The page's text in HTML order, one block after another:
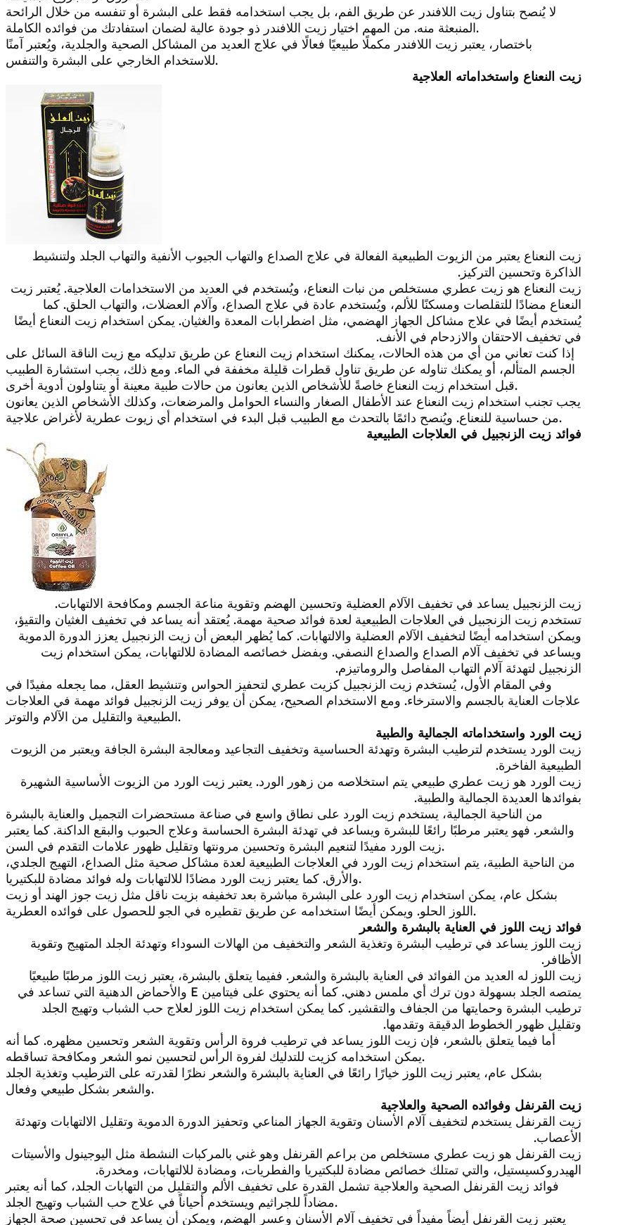
لا يُنصح بتناول زيت اللافندر عن طريق الفم، بل يجب استخدامه فقط على البشرة أو تنفسه من خلال الرائحة
المنبعثة منه. من المهم اختيار زيت اللافندر ذو جودة عالية لضمان استفادتك من فوائده الكاملة.
باختصار، يعتبر زيت اللافندر مكملًا طبيعيًا فعالًا في علاج العديد من المشاكل الصحية والجلدية، ويُعتبر آمنًا
للاستخدام الخارجي على البشرة والتنفس.
زيت النعناع واستخداماته العلاجية
زيت النعناع يعتبر من الزيوت الطبيعية الفعالة في علاج الصداع والتهاب الجيوب الأنفية والتهاب الجلد ولتنشيط
الذاكرة وتحسين التركيز.
زيت النعناع هو زيت عطري مستخلص من نبات النعناع، ويُستخدم في العديد من الاستخدامات العلاجية. يُعتبر زيت
النعناع مضادًا للتقلصات ومسكنًا للألم، ويُستخدم عادة في علاج الصداع، وآلام العضلات، والتهاب الحلق. كما
يُستخدم أيضًا في علاج مشاكل الجهاز الهضمي، مثل اضطرابات المعدة والغثيان. يمكن استخدام زيت النعناع أيضًا
في تخفيف الاحتقان والازدحام في الأنف.
إذا كنت تعاني من أي من هذه الحالات، يمكنك استخدام زيت النعناع عن طريق تدليكه مع زيت الناقة السائل على
الجسم المتألم، أو يمكنك تناوله عن طريق تناول قطرات قليلة مخففة في الماء. ومع ذلك، يجب استشارة الطبيب
قبل استخدام زيت النعناع خاصةً للأشخاص الذين يعانون من حالات طبية معينة أو يتناولون أدوية أخرى.
يجب تجنب استخدام زيت النعناع عند الأطفال الصغار والنساء الحوامل والمرضعات، وكذلك الأشخاص الذين يعانون
من حساسية للنعناع. ويُنصح دائمًا بالتحدث مع الطبيب قبل البدء في استخدام أي زيوت عطرية لأغراض علاجية.
فوائد زيت الزنجبيل في العلاجات الطبيعية
زيت الزنجبيل يساعد في تخفيف الآلام العضلية وتحسين الهضم وتقوية مناعة الجسم ومكافحة الالتهابات.
تستخدم زيت الزنجبيل في العلاجات الطبيعية لعدة فوائد صحية مهمة. يُعتقد أنه يساعد في تخفيف الغثيان والتقيؤ،
ويمكن استخدامه أيضًا لتخفيف الآلام العضلية والالتهابات. كما يُظهر البعض أن زيت الزنجبيل يعزز الدورة الدموية
ويساعد في تخفيف آلام الصداع والصداع النصفي. وبفضل خصائصه المضادة للالتهابات، يمكن استخدام زيت
الزنجبيل لتهدئة آلام التهاب المفاصل والروماتيزم.
وفي المقام الأول، يُستخدم زيت الزنجبيل كزيت عطري لتحفيز الحواس وتنشيط العقل، مما يجعله مفيدًا في
علاجات العناية بالجسم والاسترخاء. ومع الاستخدام الصحيح، يمكن أن يوفر زيت الزنجبيل فوائد مهمة في العلاجات
الطبيعية والتقليل من الآلام والتوتر.
زيت الورد واستخداماته الجمالية والطبية
زيت الورد يستخدم لترطيب البشرة وتهدئة الحساسية وتخفيف التجاعيد ومعالجة البشرة الجافة ويعتبر من الزيوت
الطبيعية الفاخرة.
زيت الورد هو زيت عطري طبيعي يتم استخلاصه من زهور الورد. يعتبر زيت الورد من الزيوت الأساسية الشهيرة
بفوائدها العديدة الجمالية والطبية.
من الناحية الجمالية، يستخدم زيت الورد على نطاق واسع في صناعة مستحضرات التجميل والعناية بالبشرة
والشعر. فهو يعتبر مرطبًا رائعًا للبشرة ويساعد في تهدئة البشرة الحساسة وعلاج الحبوب والبقع الداكنة. كما يعتبر
زيت الورد مفيدًا لتنعيم البشرة وتحسين مرونتها وتقليل ظهور علامات التقدم في السن.
من الناحية الطبية، يتم استخدام زيت الورد في العلاجات الطبيعية لعدة مشاكل صحية مثل الصداع، التهيج الجلدي،
والأرق. كما يعتبر زيت الورد مضادًا للالتهابات وله فوائد مضادة للبكتيريا.
بشكل عام، يمكن استخدام زيت الورد على البشرة مباشرة بعد تخفيفه بزيت ناقل مثل زيت جوز الهند أو زيت
اللوز الحلو. ويمكن أيضًا استخدامه عن طريق تقطيره في الجو للحصول على فوائده العطرية.
فوائد زيت اللوز في العناية بالبشرة والشعر
زيت اللوز يساعد في ترطيب البشرة وتغذية الشعر والتخفيف من الهالات السوداء وتهدئة الجلد المتهيج وتقوية
الأظافر.
زيت اللوز له العديد من الفوائد في العناية بالبشرة والشعر. ففيما يتعلق بالبشرة، يعتبر زيت اللوز مرطبًا طبيعيًا
يمتصه الجلد بسهولة دون ترك أي ملمس دهني. كما أنه يحتوي على فيتامين E والأحماض الدهنية التي تساعد في
ترطيب البشرة وحمايتها من الجفاف والتقشير. كما يمكن استخدام زيت اللوز لعلاج حب الشباب وتهيج الجلد
وتقليل ظهور الخطوط الدقيقة وتقدمها.
أما فيما يتعلق بالشعر، فإن زيت اللوز يساعد في ترطيب فروة الرأس وتقوية الشعر وتحسين مظهره. كما أنه
يمكن استخدامه كزيت للتدليك لفروة الرأس لتحسين نمو الشعر ومكافحة تساقطه.
بشكل عام، يعتبر زيت اللوز خيارًا رائعًا في العناية بالبشرة والشعر نظرًا لقدرته على الترطيب وتغذية الجلد
والشعر بشكل طبيعي وفعال.
زيت القرنفل وفوائده الصحية والعلاجية
زيت القرنفل يستخدم لتخفيف آلام الأسنان وتقوية الجهاز المناعي وتحفيز الدورة الدموية وتقليل الالتهابات وتهدئة
الأعصاب.
زيت القرنفل هو زيت عطري مستخلص من براعم القرنفل وهو غني بالمركبات النشطة مثل اليوجينول والأسيتات
الهيدروكسيستيل، والتي تمتلك خصائص مضادة للبكتيريا والفطريات، ومضادة للالتهابات، ومخدرة.
فوائد زيت القرنفل الصحية والعلاجية تشمل القدرة على تخفيف الألم والتقليل من التهابات الجلد، كما أنه يعتبر
مضاداً للجراثيم ويستخدم أحياناً في علاج حب الشباب وتهيج الجلد.
يعتبر زيت القرنفل أيضاً مفيداً في تخفيف آلام الأسنان وعسر الهضم، ويمكن أن يساعد في تحسين صحة الجهاز